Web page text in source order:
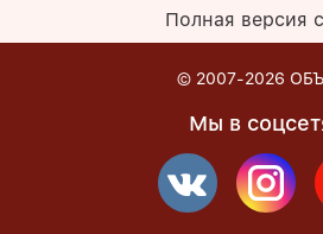
Полная версия
© 2007-2026
Мы в